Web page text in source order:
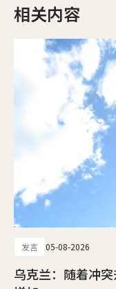
相关内容
发言 05-08-2026
乌克兰：随着冲